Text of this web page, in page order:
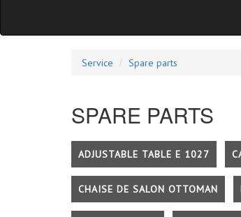
Service Spare parts
SPARE PARTS
ADJUSTABLE TABLE E 1027
CHAISE DE SALON OTTOMAN